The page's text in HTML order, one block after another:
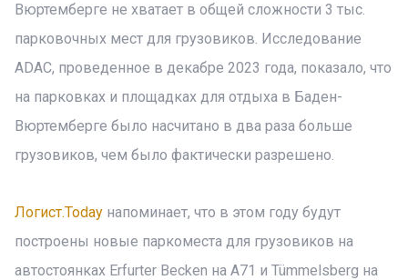
Вюртемберге не хватает в общей сложности 3 тыс.
парковочных мест для грузовиков. Исследование
ADAC, проведенное в декабре 2023 года, показало, что
на парковках и площадках для отдыха в Баден-
Вюртемберге было насчитано в два раза больше
грузовиков, чем было фактически разрешено.
Логист.Today напоминает, что в этом году будут
построены новые паркоместа для грузовиков на
автостоянках Erfurter Becken на A71 и Tümmelsberg на